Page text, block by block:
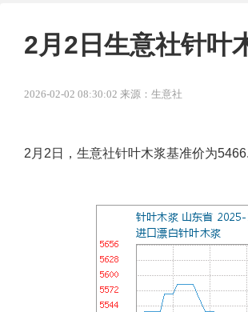
2月2日生意社针叶
2026-02-02 08:30:02 来源：生意社
2月2日，生意社针叶木浆基准价为